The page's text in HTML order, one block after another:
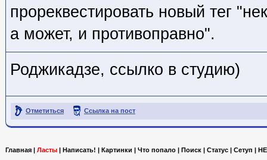
прореквестировать новый тег
а может, и противоправно".
Роджикадзе, ссылко в студию)
Отметиться Ссылка на пост
Главная | Ласты | Написать! | Картинки | Что попало | Поиск | Статус | Сетуп |